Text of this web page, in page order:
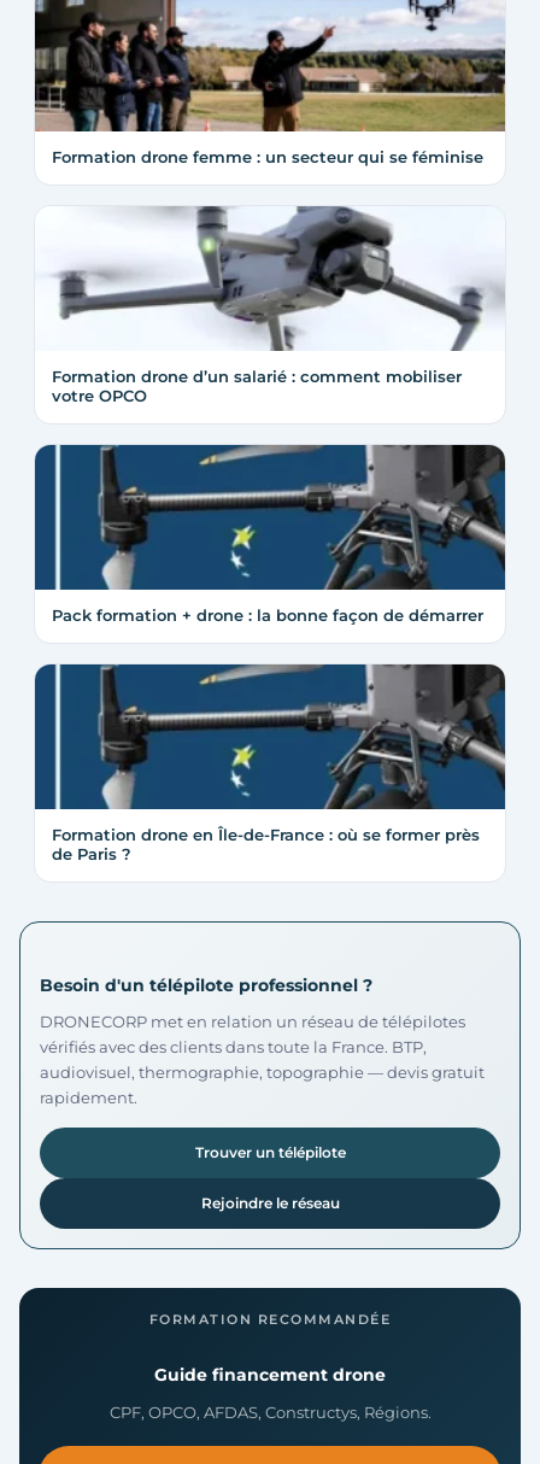
Formation drone femme : un secteur qui se féminise
Formation drone d’un salarié : comment mobiliser
votre OPCO
Pack formation + drone : la bonne façon de démarrer
Formation drone en Île-de-France : où se former près
de Paris ?
Besoin d'un télépilote professionnel ?
DRONECORP met en relation un réseau de télépilotes
vérifiés avec des clients dans toute la France. BTP,
audiovisuel, thermographie, topographie — devis gratuit
rapidement.
Trouver un télépilote
Rejoindre le réseau
FORMATION RECOMMANDÉE
Guide financement drone
CPF, OPCO, AFDAS, Constructys, Régions.